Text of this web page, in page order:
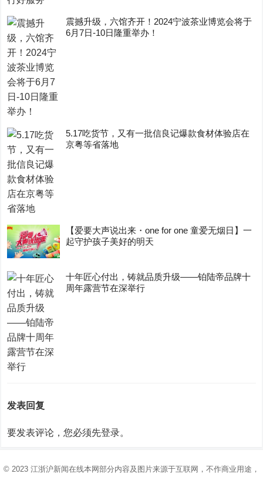
震撼升级，六馆齐开！2024宁波茶业博览会将于
6月7日-10日隆重举办！
5.17吃货节，又有一批信良记爆款食材体验店在
京粤等省落地
【爱要大声说出来・one for one 童爱无烟日】一
起守护孩子美好的明天
十年匠心付出，铸就品质升级——铂陆帝品牌十
周年露营节在深举行
发表回复
要发表评论，您必须先登录。
© 2023 江浙沪新闻在线本网部分内容及图片来源于互联网，不作商业用途，